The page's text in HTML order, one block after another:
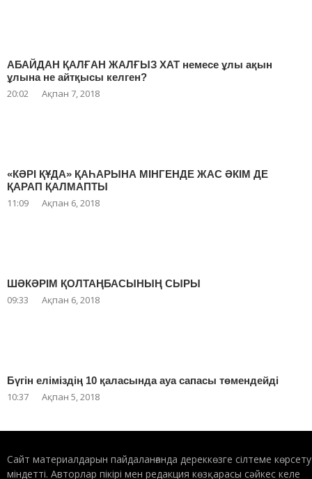
АБАЙДАН ҚАЛҒАН ЖАЛҒЫЗ ХАТ немесе ұлы ақын
ұлына не айтқысы келген?
20:02 Ақпан 7, 2018
«КӘРІ ҚҰДА» ҚАҺАРЫНА МІНГЕНДЕ ЖАС ӘКІМ ДЕ
ҚАРАП ҚАЛМАПТЫ
11:09 Ақпан 6, 2018
ШӘКӘРІМ ҚОЛТАҢБАСЫНЫҢ СЫРЫ
09:33 Ақпан 6, 2018
Бүгін еліміздің 10 қаласында ауа сапасы төмендейді
10:37 Ақпан 5, 2018
Сайт материалдарын пайдаланғанда дереккөзге сілтеме көрсету
міндетті. Авторлар пікірі мен редакция көзқарасы сәйкес келе